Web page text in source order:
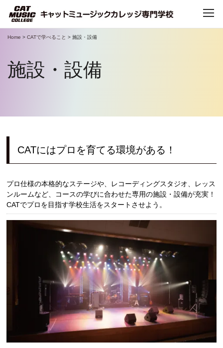
CATについて
デビュー・就職
キャンパスライフ
CATに入学するには
オープンキャンパス
高校生の方へ
Home > CATで学べること > 施設・設備
施設・設備
CATにはプロを育てる環境がある！
プロ仕様の本格的なステージや、レコーディングスタジオ、レッス
ンルームなど、コースの学びに合わせた専用の施設・設備が充実！
CATでプロを目指す学校生活をスタートさせよう。